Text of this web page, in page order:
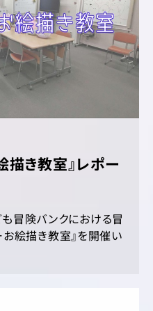
き教室』レポー
冒険バンクにおける冒
お絵描き教室』を開催い